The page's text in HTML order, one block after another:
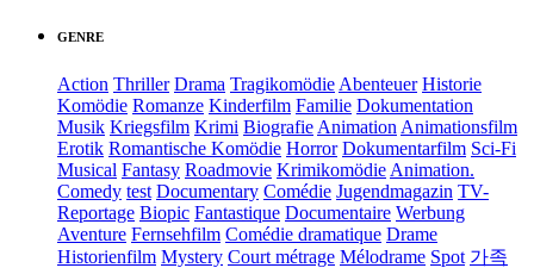
GENRE
Action Thriller Drama Tragikomödie Abenteuer Historie
Komödie Romanze Kinderfilm Familie Dokumentation
Musik Kriegsfilm Krimi Biografie Animation Animationsfilm
Erotik Romantische Komödie Horror Dokumentarfilm Sci-Fi
Musical Fantasy Roadmovie Krimikomödie Animation.
Comedy test Documentary Comédie Jugendmagazin TV-
Reportage Biopic Fantastique Documentaire Werbung
Aventure Fernsehfilm Comédie dramatique Drame
Historienfilm Mystery Court métrage Mélodrame Spot 가족